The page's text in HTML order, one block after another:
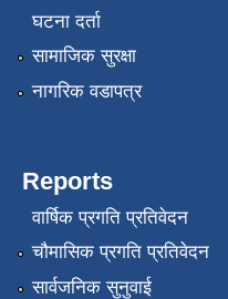
घटना दर्ता
सामाजिक सुरक्षा
नागरिक वडापत्र
Reports
वार्षिक प्रगति प्रतिवेदन
चौमासिक प्रगति प्रतिवेदन
सार्वजनिक सुनुवाई